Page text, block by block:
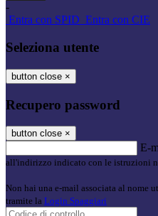
-
Entra con SPID Entra con CIE
Seleziona utente
button close ×
Recupero password
button close ×
E-
all'indirizzo indicato con le istruzioni
Non hai una e-mail associata al nome
tramite la Login Spaggiari